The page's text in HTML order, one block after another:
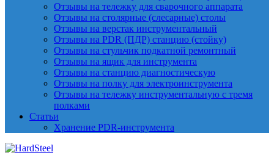
Отзывы на тележку для сварочного аппарата
Отзывы на столярные (слесарные) столы
Отзывы на верстак инструментальный
Отзывы на PDR (ПДР) станцию (стойку)
Отзывы на стульчик подкатной ремонтный
Отзывы на ящик для инструмента
Отзывы на станцию диагностическую
Отзывы на полку для электроинструмента
Отзывы на тележку инструментальную с тремя
полками
Статьи
Хранение PDR-инструмента